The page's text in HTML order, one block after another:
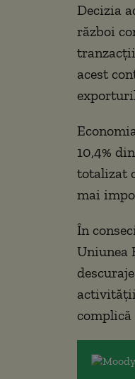
Decizia
război
acest
10,4%
totalizat
mai
În
Uniunea
activităţii